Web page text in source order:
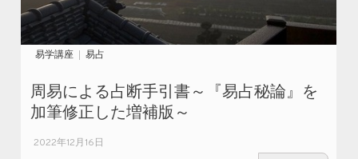
易学講座 易占
周易による占断手引書～『易占秘論』を
加筆修正した増補版～
2022年12月16日